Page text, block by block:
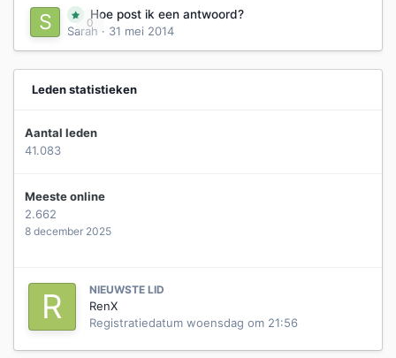
0
Hoe post ik een antwoord?
Sarah · 31 mei 2014
Leden statistieken
Aantal leden
41.083
Meeste online
2.662
8 december 2025
NIEUWSTE LID
RenX
Registratiedatum woensdag om 21:56